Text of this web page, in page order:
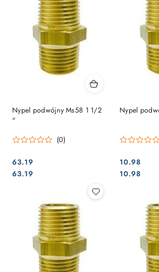
Nypel podwójny Ms58 ​​1 1/2
"
(0)
Cena:
63.19
Cena:
63.19
Nypel
Cena:
10.98
Cena:
10.98